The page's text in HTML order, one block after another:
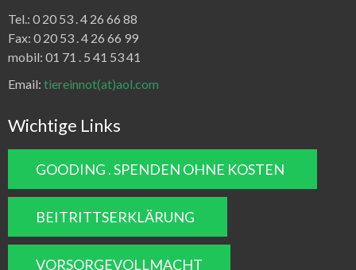
Tel.: 0 20 53 . 4 26 66 88
Fax: 0 20 53 . 4 26 66 99
mobil: 01 71 . 5 41 53 41
Email: tiereinnot(at)aol.com
Wichtige Links
GOODING . SPENDEN OHNE KOSTEN
BEITRITTSERKLÄRUNG
VORSORGEVOLLMACHT